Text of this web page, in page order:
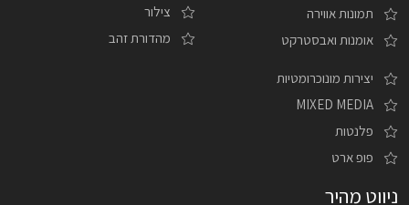
תמונות אווירה
אומנות ואבסטרקט
צילור
מהדורת זהב
יצירות מונוכרומטיות
MIXED MEDIA
פלנטות
פופ ארט
ניווט מהיר